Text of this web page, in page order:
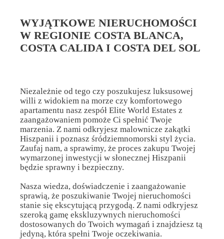
WYJĄTKOWE NIERUCHOMOŚCI
W REGIONIE COSTA BLANCA,
COSTA CALIDA I COSTA DEL SOL
Niezależnie od tego czy poszukujesz luksusowej
willi z widokiem na morze czy komfortowego
apartamentu nasz zespół Elite World Estates z
zaangażowaniem pomoże Ci spełnić Twoje
marzenia. Z nami odkryjesz malownicze zakątki
Hiszpanii i poznasz śródziemnomorski styl życia.
Zaufaj nam, a sprawimy, że proces zakupu Twojej
wymarzonej inwestycji w słonecznej Hiszpanii
będzie sprawny i bezpieczny.
Nasza wiedza, doświadczenie i zaangażowanie
sprawią, że poszukiwanie Twojej nieruchomości
stanie się ekscytującą przygodą. Z nami odkryjesz
szeroką gamę ekskluzywnych nieruchomości
dostosowanych do Twoich wymagań i znajdziesz tą
jedyną, która spełni Twoje oczekiwania.